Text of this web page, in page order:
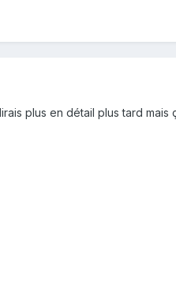
plus en détail plus tard mais